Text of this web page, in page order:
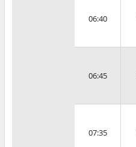
06:40
06:45
07:35